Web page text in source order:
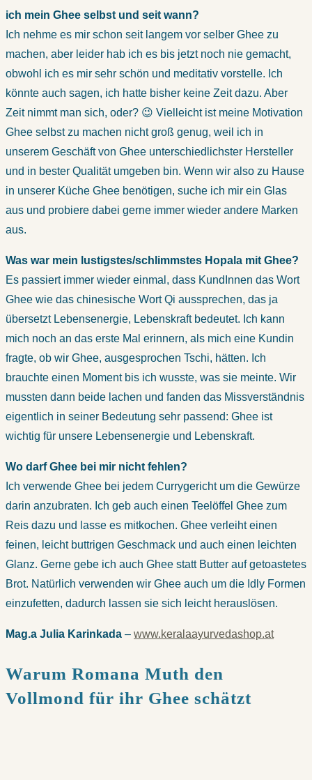
ich mein Ghee selbst und seit wann?
Ich nehme es mir schon seit langem vor selber Ghee zu
machen, aber leider hab ich es bis jetzt noch nie gemacht,
obwohl ich es mir sehr schön und meditativ vorstelle. Ich
könnte auch sagen, ich hatte bisher keine Zeit dazu. Aber
Zeit nimmt man sich, oder? 😉 Vielleicht ist meine Motivation
Ghee selbst zu machen nicht groß genug, weil ich in
unserem Geschäft von Ghee unterschiedlichster Hersteller
und in bester Qualität umgeben bin. Wenn wir also zu Hause
in unserer Küche Ghee benötigen, suche ich mir ein Glas
aus und probiere dabei gerne immer wieder andere Marken
aus.
Was war mein lustigstes/schlimmstes Hopala mit Ghee?
Es passiert immer wieder einmal, dass KundInnen das Wort
Ghee wie das chinesische Wort Qi aussprechen, das ja
übersetzt Lebensenergie, Lebenskraft bedeutet. Ich kann
mich noch an das erste Mal erinnern, als mich eine Kundin
fragte, ob wir Ghee, ausgesprochen Tschi, hätten. Ich
brauchte einen Moment bis ich wusste, was sie meinte. Wir
mussten dann beide lachen und fanden das Missverständnis
eigentlich in seiner Bedeutung sehr passend: Ghee ist
wichtig für unsere Lebensenergie und Lebenskraft.
Wo darf Ghee bei mir nicht fehlen?
Ich verwende Ghee bei jedem Currygericht um die Gewürze
darin anzubraten. Ich geb auch einen Teelöffel Ghee zum
Reis dazu und lasse es mitkochen. Ghee verleiht einen
feinen, leicht buttrigen Geschmack und auch einen leichten
Glanz. Gerne gebe ich auch Ghee statt Butter auf getoastetes
Brot. Natürlich verwenden wir Ghee auch um die Idly Formen
einzufetten, dadurch lassen sie sich leicht herauslösen.
Mag.a Julia Karinkada – www.keralaayurvedashop.at
Warum Romana Muth den
Vollmond für ihr Ghee schätzt